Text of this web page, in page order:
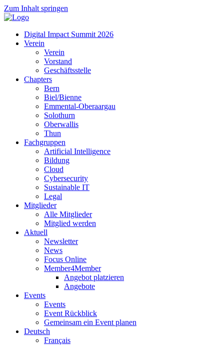
Zum Inhalt springen
Digital Impact Summit 2026
Verein
Verein
Vorstand
Geschäftsstelle
Chapters
Bern
Biel/Bienne
Emmental-Oberaargau
Solothurn
Oberwallis
Thun
Fachgruppen
Artificial Intelligence
Bildung
Cloud
Cybersecurity
Sustainable IT
Legal
Mitglieder
Alle Mitglieder
Mitglied werden
Aktuell
Newsletter
News
Focus Online
Member4Member
Angebot platzieren
Angebote
Events
Events
Event Rückblick
Gemeinsam ein Event planen
Deutsch
Français